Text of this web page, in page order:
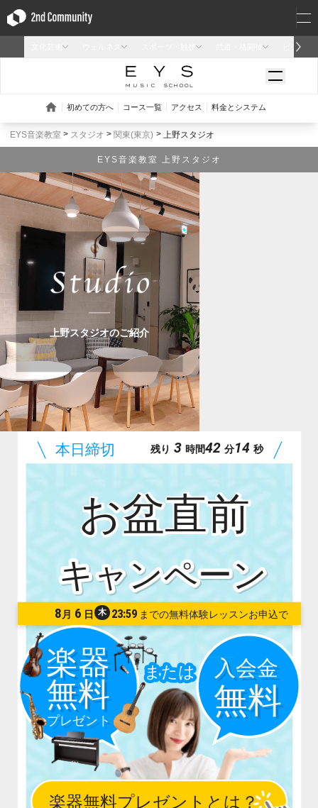
EYS音楽教室 スタジオ 関東(東京) 上野スタジオ
EYS音楽教室 上野スタジオ
上野スタジオのご紹介
お盆直前
8 月 6 日 木23:59
残り 3 時間42 分12 秒